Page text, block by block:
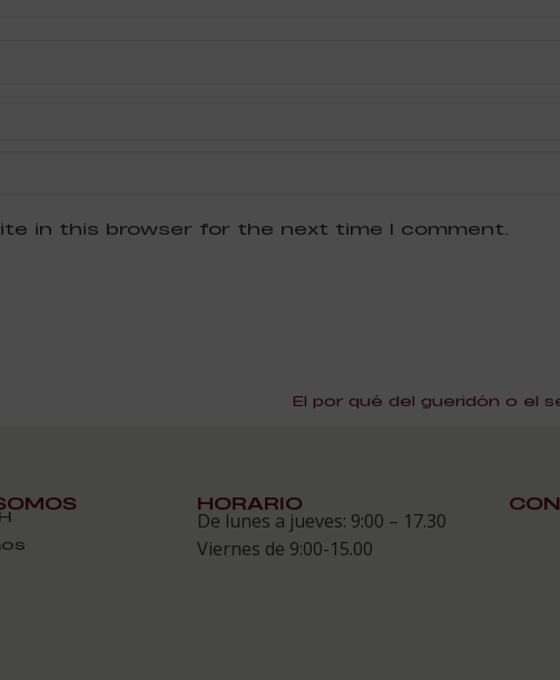
in this browser for the next time I comment.
El por qué del gueridón o el
HORARIO
De lunes a jueves: 9:00 – 17.30
Viernes de 9:00-15.00